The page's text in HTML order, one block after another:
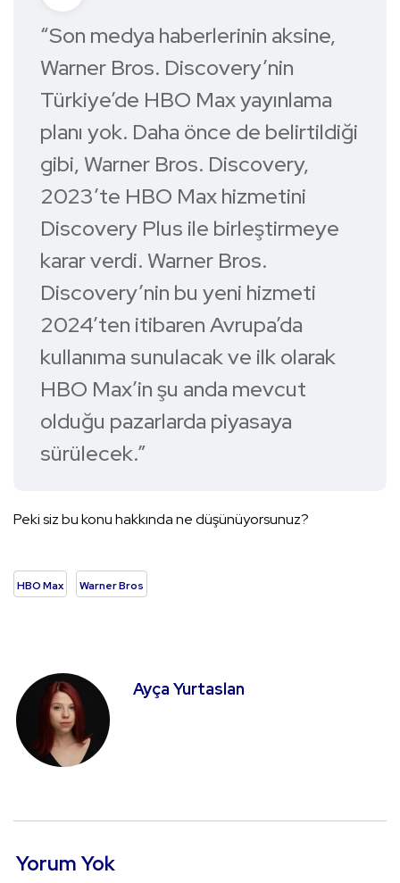
“Son medya haberlerinin aksine,
Warner Bros. Discovery’nin
Türkiye’de HBO Max yayınlama
planı yok. Daha önce de belirtildiği
gibi, Warner Bros. Discovery,
2023’te HBO Max hizmetini
Discovery Plus ile birleştirmeye
karar verdi. Warner Bros.
Discovery’nin bu yeni hizmeti
2024’ten itibaren Avrupa’da
kullanıma sunulacak ve ilk olarak
HBO Max’in şu anda mevcut
olduğu pazarlarda piyasaya
sürülecek.”
Peki siz bu konu hakkında ne düşünüyorsunuz?
HBO Max Warner Bros
Ayça Yurtaslan
Yorum Yok